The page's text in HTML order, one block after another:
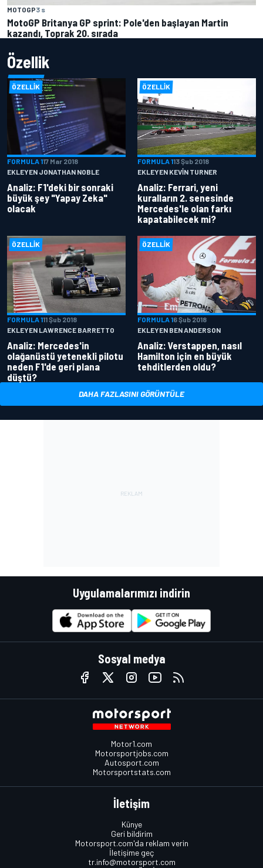
MOTOGP3 s
MotoGP Britanya GP sprint: Pole'den başlayan Martin
kazandı, Toprak 20. sırada
Özellik
ÖZELLIK
FORMULA 117 Mar 2018
EKLEYEN JONATHAN NOBLE
Analiz: F1'deki bir sonraki
büyük şey "Yapay Zeka"
olacak
ÖZELLIK
FORMULA 113 Şub 2018
EKLEYEN KEVIN TURNER
Analiz: Ferrari, yeni
kuralların 2. senesinde
Mercedes'le olan farkı
kapatabilecek mi?
ÖZELLIK
FORMULA 111 Şub 2018
EKLEYEN LAWRENCE BARRETTO
Analiz: Mercedes'in
olağanüstü yetenekli pilotu
neden F1'de geri plana
düştü?
ÖZELLIK
FORMULA 16 Şub 2018
EKLEYEN BEN ANDERSON
Analiz: Verstappen, nasıl
Hamilton için en büyük
tehditlerden oldu?
DAHA FAZLASINI GÖRÜNTÜLE
Uygulamalarımızı indirin
Sosyal medya
Motor1.com
Motorsportjobs.com
Autosport.com
Motorsportstats.com
İletişim
Künye
Geri bildirim
Motorsport.com'da reklam verin
İletişime geç
tr.info@motorsport.com